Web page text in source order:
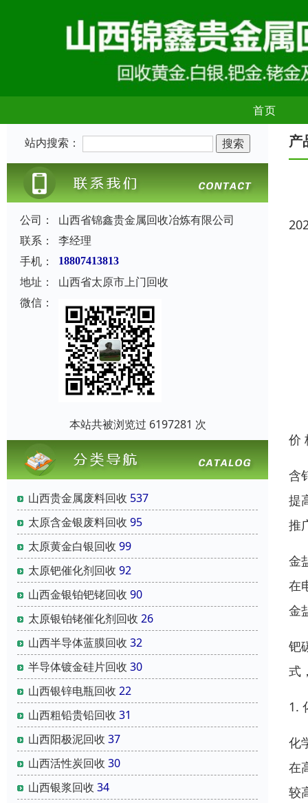
首页
站内搜索：
公司：
山西省锦鑫贵金属回收冶炼有限公司
联系：
李经理
手机：
18807413813
地址：
山西省太原市上门回收
微信：
本站共被浏览过 6197281 次
山西贵金属废料回收 537
太原含金银废料回收 95
太原黄金白银回收 99
太原钯催化剂回收 92
山西金银铂钯铑回收 90
太原银铂铑催化剂回收 26
山西半导体蓝膜回收 32
半导体镀金硅片回收 30
山西银锌电瓶回收 22
山西粗铅贵铅回收 31
山西阳极泥回收 37
山西活性炭回收 30
山西银浆回收 34
产
价
含
提
推
金
在
金
钯
式
1.
化
在
较